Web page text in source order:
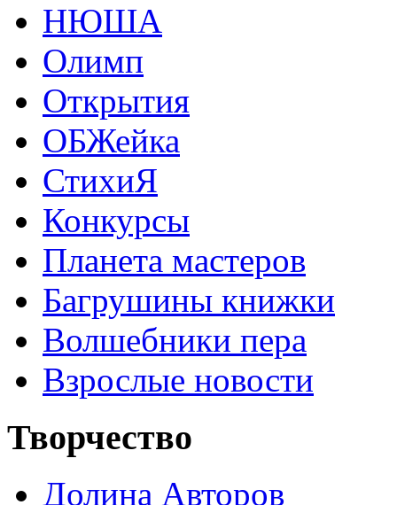
НЮША
Олимп
Открытия
ОБЖейка
СтихиЯ
Конкурсы
Планета мастеров
Багрушины книжки
Волшебники пера
Взрослые новости
Творчество
Долина Авторов